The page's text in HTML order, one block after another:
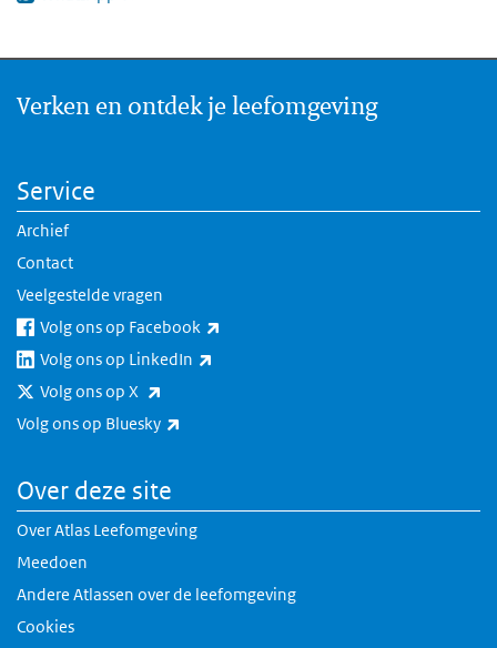
Verken en ontdek je leefomgeving
Service
Archief
Contact
Veelgestelde vragen
Volg ons op Facebook
Volg ons op LinkedIn
Volg ons op X
Volg ons op Bluesky
Over deze site
Over Atlas Leefomgeving
Meedoen
Andere Atlassen over de leefomgeving
Cookies